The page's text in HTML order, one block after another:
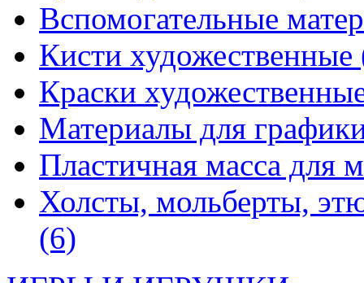
Вспомогательные
Кисти художественные
Краски
Материалы для
Пластичная масса для
Холсты, мольберты,
(6)